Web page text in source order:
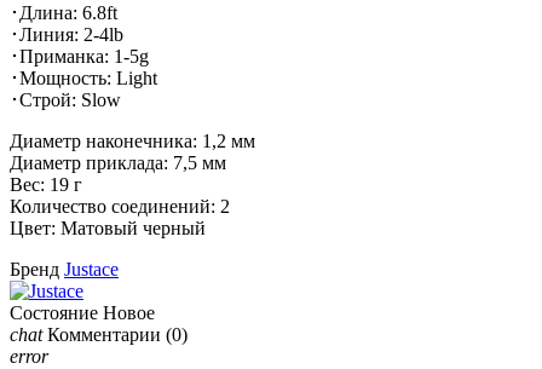
･Длина: 6.8ft
･Линия: 2-4lb
･Приманка: 1-5g
･Мощность: Light
･Строй: Slow
Диаметр наконечника: 1,2 мм
Диаметр приклада: 7,5 мм
Вес: 19 г
Количество соединений: 2
Цвет: Матовый черный
Бренд Justace
Состояние Новое
chat Комментарии (0)
error